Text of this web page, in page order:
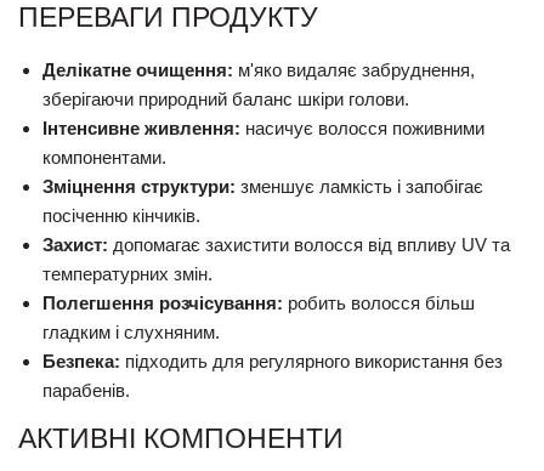
ПЕРЕВАГИ ПРОДУКТУ
Делікатне очищення: м'яко видаляє забруднення,
зберігаючи природний баланс шкіри голови.
Інтенсивне живлення: насичує волосся поживними
компонентами.
Зміцнення структури: зменшує ламкість і запобігає
посіченню кінчиків.
Захист: допомагає захистити волосся від впливу UV та
температурних змін.
Полегшення розчісування: робить волосся більш
гладким і слухняним.
Безпека: підходить для регулярного використання без
парабенів.
АКТИВНІ КОМПОНЕНТИ